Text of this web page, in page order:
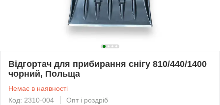
Відгортач для прибирання снігу 810/440/1400
чорний, Польща
Немає в наявності
Код: 2310-004
Опт і роздріб